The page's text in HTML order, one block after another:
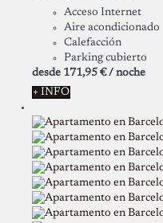
Acceso Internet
Aire acondicionado
Calefacción
Parking cubierto
desde 171,95 € / noche
+ INFO